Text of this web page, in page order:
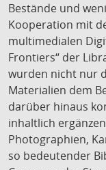
Bestände und
Kooperation mit
multimedialen
Frontiers“ der
wurden nicht nur
Materialien dem
darüber hinaus
inhaltlich
Photographien,
so bedeutender